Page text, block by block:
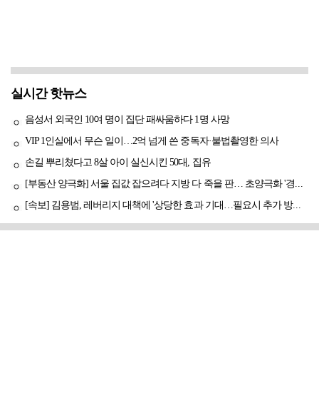
실시간 핫뉴스
음성서 외국인 10여 명이 집단 패싸움하다 1명 사망
VIP 1인실에서 무슨 일이…2억 넘게 쓴 중독자·불법촬영한 의사
손길 뿌리쳤다고 8살 아이 실신시킨 50대, 집유
[부동산 양극화] 서울 집값 잡으려다 지방 다 죽을 판… 초양극화 '경고등'
[속보] 김용범, 레버리지 대책에 '상당한 효과 기대…필요시 추가 방안도 검토'